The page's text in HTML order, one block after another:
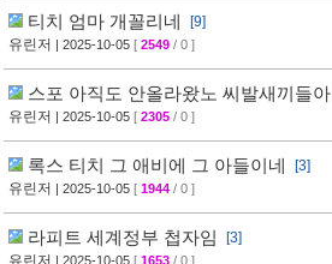
티치 엄마 개꼴리네
[9]
유린저
| 2025-10-05 [ 2549 / 0 ]
스포 아직도 안올라왔노 씨발새끼들아
유린저
| 2025-10-05 [ 2305 / 0 ]
록스 티치 그 애비에 그 아들이네
[3]
유린저
| 2025-10-05 [ 1944 / 0 ]
라피트 세계정부 첩자임
[3]
| 2025-10-05 [ 1653 / 0 ]